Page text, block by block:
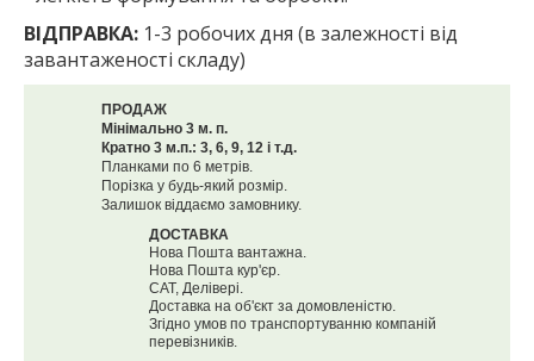
ВІДПРАВКА: 1-3 робочих дня (в залежності від
завантаженості складу)
ПРОДАЖ
Мінімально 3 м. п.
Кратно 3 м.п.: 3, 6, 9, 12 і т.д.
Планками по 6 метрів.
Порізка у будь-який розмір.
Залишок віддаємо замовнику.
ДОСТАВКА
Нова Пошта вантажна.
Нова Пошта кур'єр.
САТ, Делівері.
Доставка на об'єкт за домовленістю.
Згідно умов по транспортуванню компаній
перевізників.